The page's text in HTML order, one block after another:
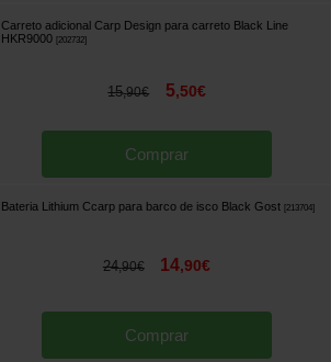
Carreto adicional Carp Design para carreto Black Line
HKR9000
202732]
15,90€ 5,50€
Comprar
Bateria Lithium Ccarp para barco de isco Black Gost 213704]
24,90€ 14,90€
Comprar